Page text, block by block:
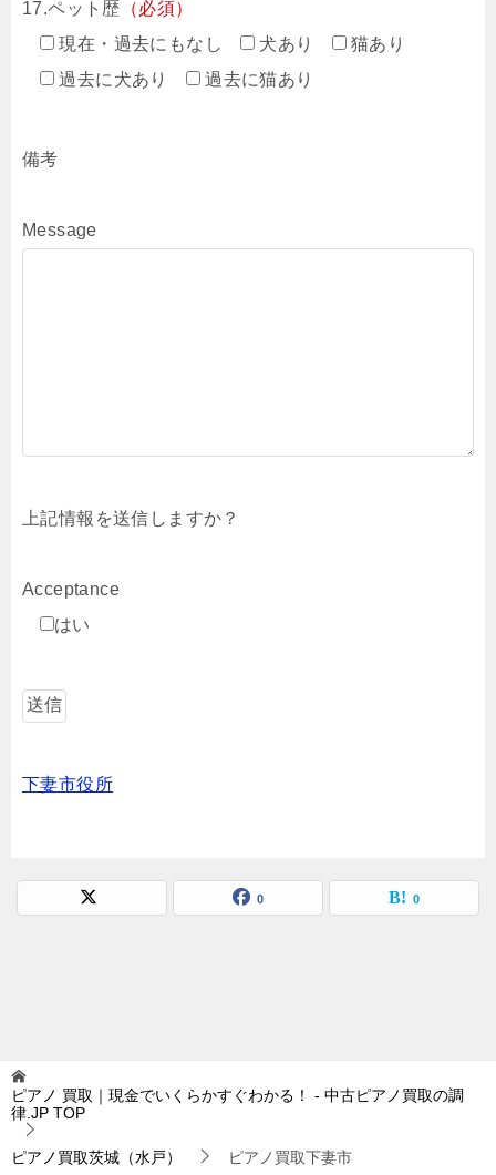
17.ペット歴 （必須）
現在・過去にもなし
犬あり
猫あり
過去に犬あり
過去に猫あり
備考
Message
上記情報を送信しますか？
Acceptance
はい
下妻市役所
0 0
ピアノ 買取｜現金でいくらかすぐわかる！ - 中古ピアノ買取の調
律.JP TOP
ピアノ買取茨城（水戸） ピアノ買取下妻市